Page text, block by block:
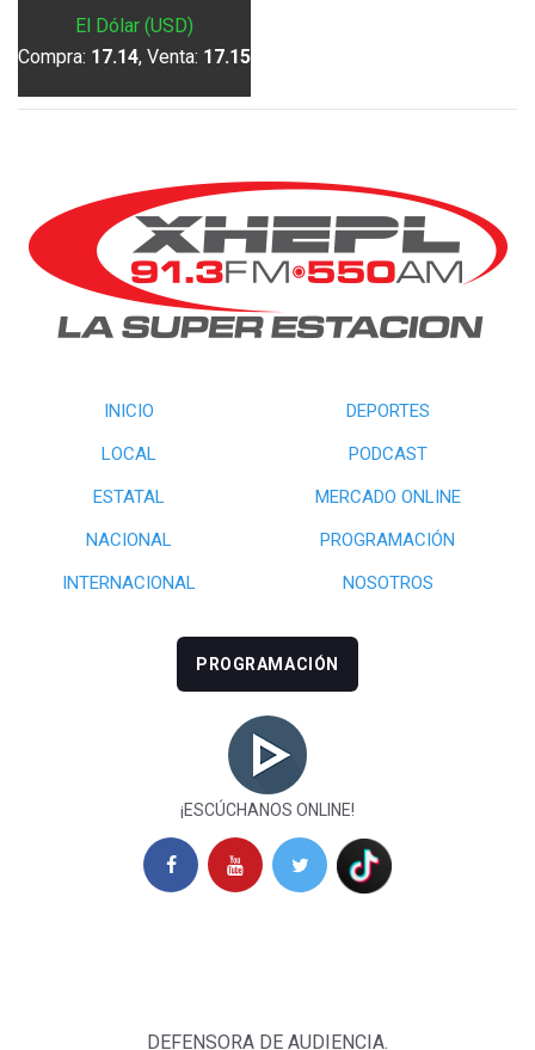
El Dólar (USD)
Compra: 17.14, Venta: 17.15
INICIO
DEPORTES
LOCAL
PODCAST
ESTATAL
MERCADO ONLINE
NACIONAL
PROGRAMACIÓN
INTERNACIONAL
NOSOTROS
PROGRAMACIÓN
¡ESCÚCHANOS ONLINE!
DEFENSORA DE AUDIENCIA.